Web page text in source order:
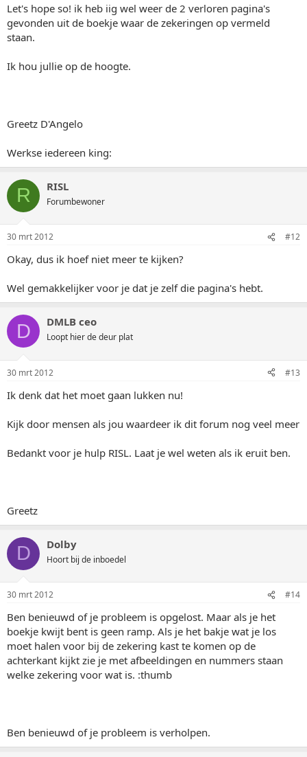
Let's hope so! ik heb iig wel weer de 2 verloren pagina's
gevonden uit de boekje waar de zekeringen op vermeld
staan.
Ik hou jullie op de hoogte.
Greetz D'Angelo
Werkse iedereen king:
R RISL
Forumbewoner
30 mrt 2012 #12
Okay, dus ik hoef niet meer te kijken?
Wel gemakkelijker voor je dat je zelf die pagina's hebt.
D DMLB ceo
Loopt hier de deur plat
30 mrt 2012 #13
Ik denk dat het moet gaan lukken nu!
Kijk door mensen als jou waardeer ik dit forum nog veel meer
Bedankt voor je hulp RISL. Laat je wel weten als ik eruit ben.
Greetz
D Dolby
Hoort bij de inboedel
30 mrt 2012 #14
Ben benieuwd of je probleem is opgelost. Maar als je het
boekje kwijt bent is geen ramp. Als je het bakje wat je los
moet halen voor bij de zekering kast te komen op de
achterkant kijkt zie je met afbeeldingen en nummers staan
welke zekering voor wat is. :thumb
Ben benieuwd of je probleem is verholpen.